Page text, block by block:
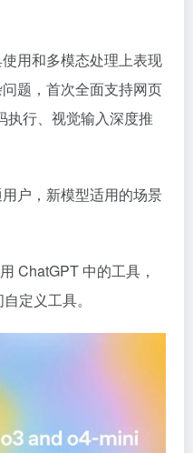
用和多模态处理上表现
题，首次全面支持网页
执行、视觉输入深度推
户，新模型适用的场景
ChatGPT 中的工具，
定义工具。